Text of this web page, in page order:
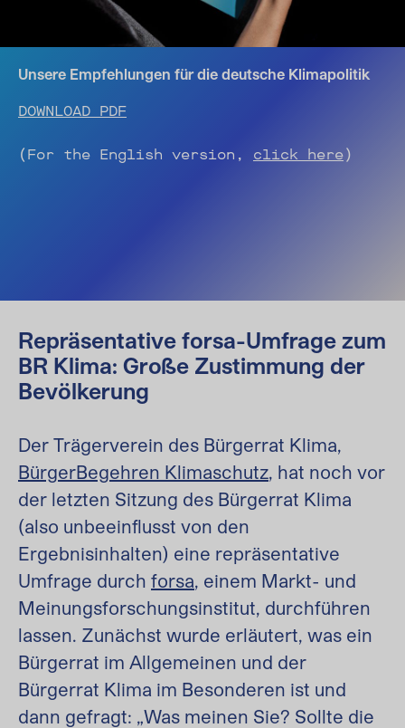
Unsere Empfehlungen für die deutsche Klimapolitik
DOWNLOAD PDF
(For the English version, click here)
Repräsentative forsa-Umfrage zum
BR Klima: Große Zustimmung der
Bevölkerung
Der Trägerverein des Bürgerrat Klima,
BürgerBegehren Klimaschutz, hat noch vor
der letzten Sitzung des Bürgerrat Klima
(also unbeeinflusst von den
Ergebnisinhalten) eine repräsentative
Umfrage durch forsa, einem Markt- und
Meinungsforschungsinstitut, durchführen
lassen. Zunächst wurde erläutert, was ein
Bürgerrat im Allgemeinen und der
Bürgerrat Klima im Besonderen ist und
dann gefragt: „Was meinen Sie? Sollte die